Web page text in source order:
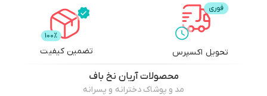
تحویل اکسپرس تضمین کیفیت
محصولاتآریان نخ باف
مد و پوشاک دخترانه و پسرانه